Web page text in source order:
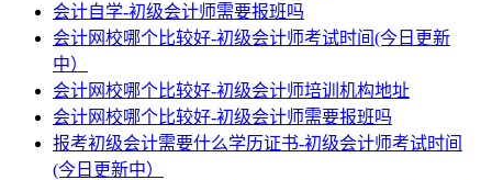
会计自学-初级会计师需要报班吗
会计网校哪个比较好-初级会计师考试时间(今日更新
中）
会计网校哪个比较好-初级会计师培训机构地址
会计网校哪个比较好-初级会计师需要报班吗
报考初级会计需要什么学历证书-初级会计师考试时间
(今日更新中）